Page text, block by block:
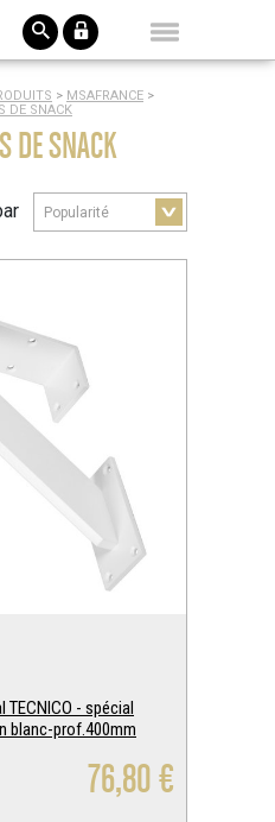
> MSAFRANCE >
DE SNACK
DE SNACK
- spécial
blanc-prof.400mm
76,80 €